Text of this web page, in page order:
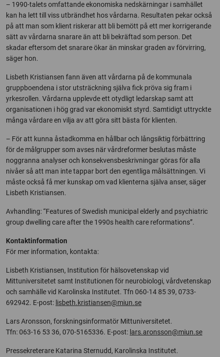
– 1990-talets omfattande ekonomiska nedskärningar i samhället
kan ha lett till viss utbrändhet hos vårdarna. Resultaten pekar också
på att man som klient riskerar att bli bemött på ett mer korrigerande
sätt av vårdarna snarare än att bli bekräftad som person. Det
skadar eftersom det snarare ökar än minskar graden av förvirring,
säger hon.
Lisbeth Kristiansen fann även att vårdarna på de kommunala
gruppboendena i stor utsträckning själva fick pröva sig fram i
yrkesrollen. Vårdarna upplevde ett otydligt ledarskap samt att
organisationen i hög grad var ekonomiskt styrd. Samtidigt uttryckte
många vårdare en vilja av att göra sitt bästa för klienten.
– För att kunna åstadkomma en hållbar och långsiktig förbättring
för de målgrupper som avses när vårdreformer beslutas måste
noggranna analyser och konsekvensbeskrivningar göras för alla
nivåer så att man inte tappar bort den egentliga målsättningen. Vi
måste också få mer kunskap om vad klienterna själva anser, säger
Lisbeth Kristiansen.
Avhandling: “Features of Swedish municipal elderly and psychiatric
group dwelling care after the 1990s health care reformations”.
Kontaktinformation
För mer information, kontakta:
Lisbeth Kristiansen, Institution för hälsovetenskap vid
Mittuniversitetet samt Institutionen för neurobiologi, vårdvetenskap
och samhälle vid Karolinska Institutet. Tfn 060-14 85 39, 0733-
692942. E-post: lisbeth.kristiansen@miun.se
Lars Aronsson, forskningsinformatör Mittuniversitetet.
Tfn: 063-16 53 36, 070-5165336. E-post: lars.aronsson@miun.se
Pressekreterare Katarina Sternudd, Karolinska Institutet.